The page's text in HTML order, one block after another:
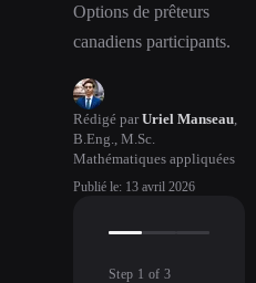
Options de prêteurs
canadiens participants.
Rédigé par Uriel Manseau
B.Eng., M.Sc.
Mathématiques appliquées
Publié le: 13 avril 2026
Step 1 of 3